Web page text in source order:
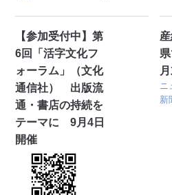
【参加受付中】第
6回「活字文化フ
ォーラム」（文化
通信社） 出版流
通・書店の持続を
テーマに 9月4日
開催
ニ
新